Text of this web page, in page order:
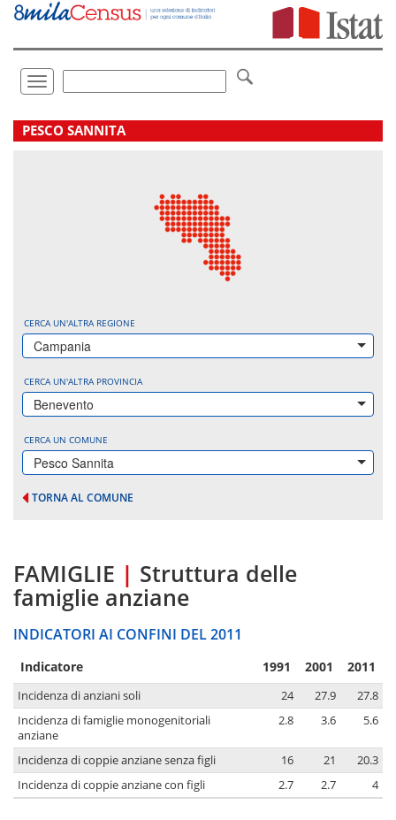
Vai
direttamente
Toggle
navigation
.
PESCO SANNITA
CERCA UN'ALTRA REGIONE
Campania
CERCA UN'ALTRA PROVINCIA
Benevento
CERCA UN COMUNE
Pesco Sannita
TORNA AL COMUNE
FAMIGLIE | Struttura delle
famiglie anziane
INDICATORI AI CONFINI DEL 2011
Indicatore 1991 2001 2011
Incidenza di anziani soli 24 27.9
27.8
Incidenza di famiglie monogenitoriali
anziane
2.8 3.6 5.6
Incidenza di coppie anziane senza figli 16 21
20.3
Incidenza di coppie anziane con figli
2.7 2.7 4